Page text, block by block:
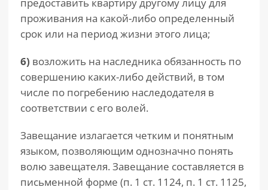
проживания на какой-либо определенный
срок или на период жизни этого лица;
6) возложить на наследника обязанность по
совершению каких-либо действий, в том
числе по погребению наследодателя в
соответствии с его волей.
Завещание излагается четким и понятным
языком, позволяющим однозначно понять
волю завещателя. Завещание составляется в
письменной форме (п. 1 ст. 1124, п. 1 ст. 1125,